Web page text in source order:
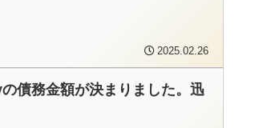
2025.02.26
債務金額が決まりました。迅